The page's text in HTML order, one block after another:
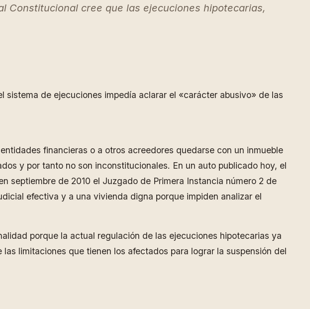
Constitucional cree que las ejecuciones hipotecarias,
de ejecuciones impedía aclarar el «carácter abusivo» de las
financieras o a otros acreedores quedarse con un inmueble
y por tanto no son inconstitucionales. En un auto publicado hoy, el
septiembre de 2010 el Juzgado de Primera Instancia número 2 de
efectiva y a una vivienda digna porque impiden analizar el
porque la actual regulación de las ejecuciones hipotecarias ya
limitaciones que tienen los afectados para lograr la suspensión del